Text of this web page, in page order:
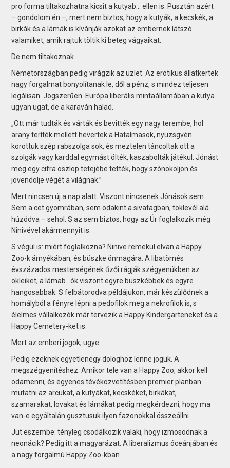
pro forma tiltakozhatna kicsit a kutyab… ellen is. Pusztán azért
– gondolom én –, mert nem biztos, hogy a kutyák, a kecskék, a
birkák és a lámák is kívánják azokat az embernek látszó
valamiket, amik rajtuk töltik ki beteg vágyaikat.
De nem tiltakoznak.
Németországban pedig virágzik az üzlet. Az erotikus állatkertek
nagy forgalmat bonyolítanak le, dől a pénz, s mindez teljesen
legálisan. Jogszerűen. Európa liberális mintaállamában a kutya
ugyan ugat, de a karaván halad.
„Ott már tudták és várták és bevitték egy nagy terembe, hol
arany teríték mellett hevertek a Hatalmasok, nyüzsgvén
köröttük szép rabszolga sok, és meztelen táncoltak ott a
szolgák vagy karddal egymást ölték, kaszabolták játékul. Jónást
meg egy cifra oszlop tetejébe tették, hogy szónokoljon és
jövendölje végét a világnak.”
Mert nincsen új a nap alatt. Viszont nincsenek Jónások sem.
Sem a cet gyomrában, sem odakint a sivatagban, töklevél alá
húzódva – sehol. S az sem biztos, hogy az Úr foglalkozik még
Ninivével akármennyit is.
S végül is: miért foglalkozna? Ninive remekül elvan a Happy
Zoo-k árnyékában, és büszke önmagára. A libatömés
évszázados mesterségének űzői rágják szégyenükben az
ökleiket, a lámab…ók viszont egyre büszkébbek és egyre
hangosabbak. S felbátorodva példájukon, már készülődnek a
homályból a fényre lépni a pedofilok meg a nekrofilok is, s
élelmes vállalkozók már tervezik a Happy Kindergarteneket és a
Happy Cemetery-ket is.
Mert az emberi jogok, ugye…
Pedig ezeknek egyetlenegy dologhoz lenne joguk. A
megszégyenítéshez. Amikor tele van a Happy Zoo, akkor kell
odamenni, és egyenes tévéközvetítésben premier planban
mutatni az arcukat, a kutyákat, kecskéket, birkákat,
szamarakat, lovakat és lámákat pedig megkérdezni, hogy ma
van-e egyáltalán gusztusuk ilyen fazonokkal összeállni.
Jut eszembe: tényleg csodálkozik valaki, hogy izmosodnak a
neonácik? Pedig itt a magyarázat. A liberalizmus óceánjában és
a nagy forgalmú Happy Zoo-kban.